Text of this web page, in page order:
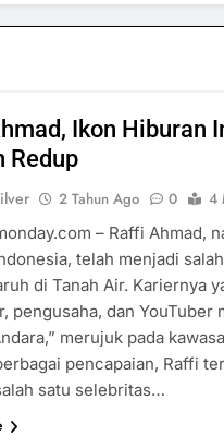
Ikon Hiburan
Redup
2 Tahun Ago 0
4
– Raffi Ahmad,
telah menjadi
di Tanah Air. Kariernya
pengusaha, dan YouTuber
merujuk pada
pencapaian, Raffi
satu selebritas…